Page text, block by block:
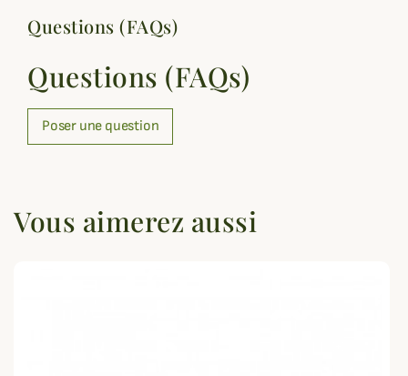
Questions (FAQs)
Questions (FAQs)
Poser une question
Vous aimerez aussi